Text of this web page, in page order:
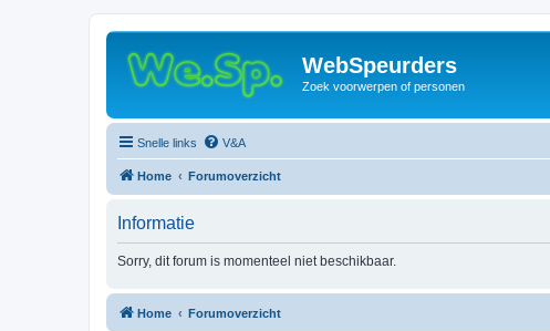
WebSpeurders
Zoek voorwerpen of personen
Snelle links V&A
Home Forumoverzicht
Informatie
Sorry, dit forum is momenteel niet beschikbaar.
Home Forumoverzicht